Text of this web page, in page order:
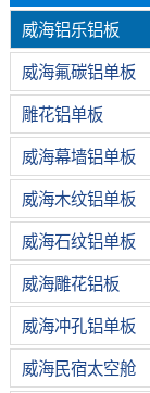
威海铝乐铝板
威海氟碳铝单板
雕花铝单板
威海幕墙铝单板
威海木纹铝单板
威海石纹铝单板
威海雕花铝板
威海冲孔铝单板
威海民宿太空舱